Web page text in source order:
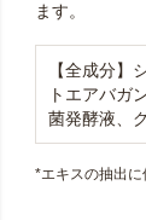
ます。
【全成分】
トエアバガ
菌発酵液、
*エキスの抽出